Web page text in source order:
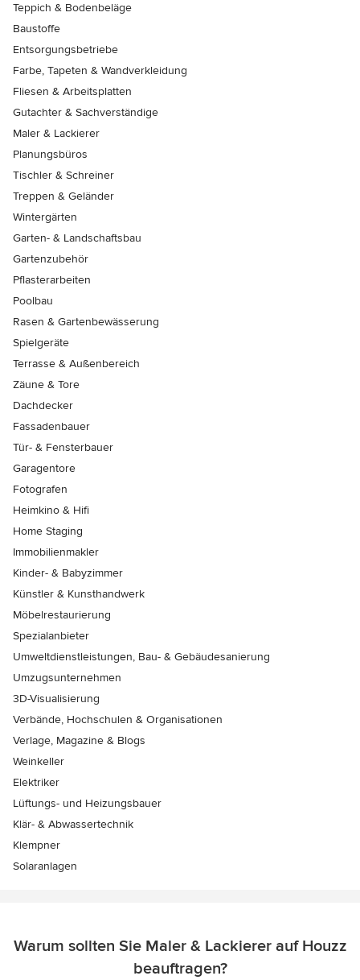
Teppich & Bodenbeläge
Baustoffe
Entsorgungsbetriebe
Farbe, Tapeten & Wandverkleidung
Fliesen & Arbeitsplatten
Gutachter & Sachverständige
Maler & Lackierer
Planungsbüros
Tischler & Schreiner
Treppen & Geländer
Wintergärten
Garten- & Landschaftsbau
Gartenzubehör
Pflasterarbeiten
Poolbau
Rasen & Gartenbewässerung
Spielgeräte
Terrasse & Außenbereich
Zäune & Tore
Dachdecker
Fassadenbauer
Tür- & Fensterbauer
Garagentore
Fotografen
Heimkino & Hifi
Home Staging
Immobilienmakler
Kinder- & Babyzimmer
Künstler & Kunsthandwerk
Möbelrestaurierung
Spezialanbieter
Umweltdienstleistungen, Bau- & Gebäudesanierung
Umzugsunternehmen
3D-Visualisierung
Verbände, Hochschulen & Organisationen
Verlage, Magazine & Blogs
Weinkeller
Elektriker
Lüftungs- und Heizungsbauer
Klär- & Abwassertechnik
Klempner
Solaranlagen
Warum sollten Sie Maler & Lackierer auf Houzz
beauftragen?